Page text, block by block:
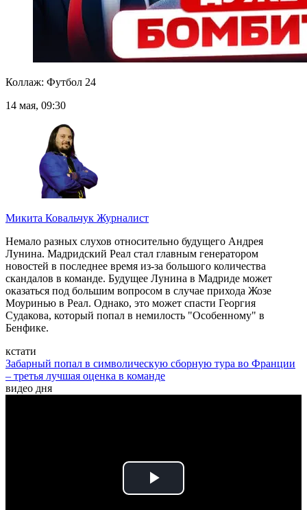
Коллаж: Футбол 24
14 мая, 09:30
Микита Ковальчук Журналист
Немало разных слухов относительно будущего Андрея
Лунина. Мадридский Реал стал главным генератором
новостей в последнее время из-за большого количества
скандалов в команде. Будущее Лунина в Мадриде может
оказаться под большим вопросом в случае прихода Жозе
Моуринью в Реал. Однако, это может спасти Георгия
Судакова, который попал в немилость "Особенному" в
Бенфике.
кстати
Забарный попал в символическую сборную тура во Франции
– третья лучшая оценка в команде
видео дня
Play